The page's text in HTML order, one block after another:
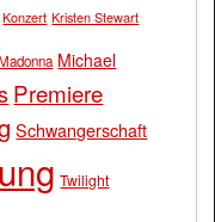
Konzert Kristen Stewart
Michael
Premiere
Schwangerschaft
Twilight